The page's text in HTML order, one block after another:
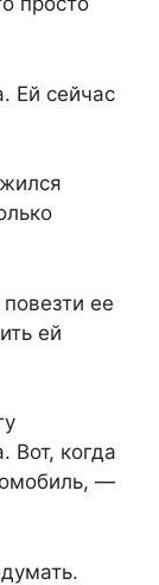
Ей сейчас
ее
ей
Вот, когда
—